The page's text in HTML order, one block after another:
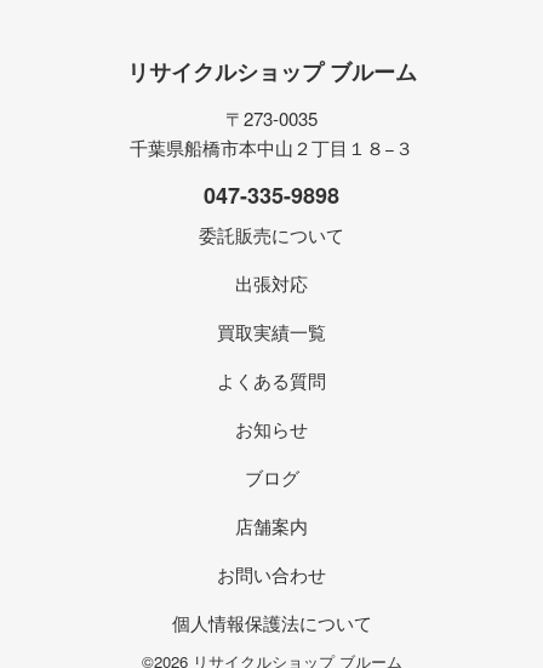
リサイクルショップ ブルーム
〒273-0035
千葉県船橋市本中山２丁目１８−３
047-335-9898
委託販売について
出張対応
買取実績一覧
よくある質問
お知らせ
ブログ
店舗案内
お問い合わせ
個人情報保護法について
©2026 リサイクルショップ ブルーム